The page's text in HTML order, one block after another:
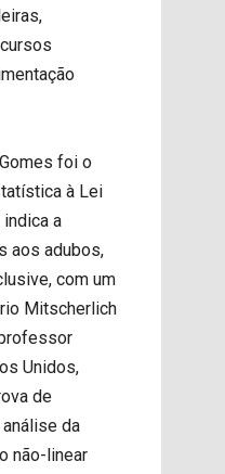
foi o
à Lei
a
aos adubos,
com um
Mitscherlich
Unidos,
de
da
não-linear